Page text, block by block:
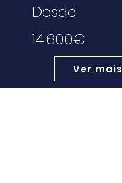
Desde
14.600€
Ver mais